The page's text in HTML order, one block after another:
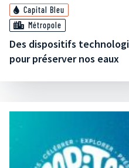
Capital Bleu
Métropole
Des dispositifs
pour préserver nos eaux